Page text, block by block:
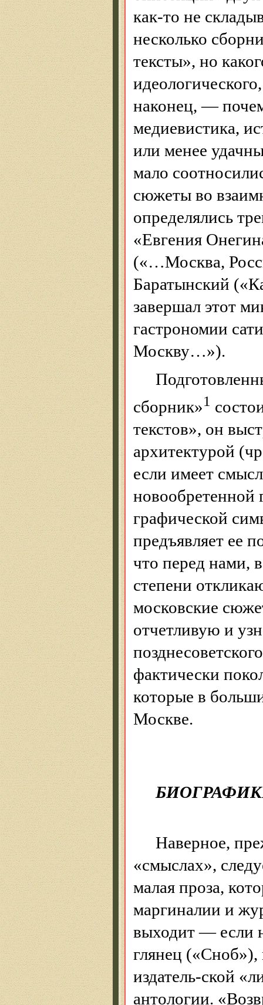
как-то не
несколько
тексты», но
наконец, —
медиевистика,
или менее
мало
сюжеты во
определялись
«Евгения
(«…Москва,
Баратынский
завершал этот
гастрономии
Москву…»).
сборник»1
текстов», он
архитектурой
если имеет
новообретенной
графической
предъявляет ее
что перед нами,
степени
московские
отчетливую и
позднесоветского
фактически
которые в
Москве.
Наверное,
«смыслах»,
малая проза,
маргиналии и
выходит — если
глянец
издатель-ской
антологии.